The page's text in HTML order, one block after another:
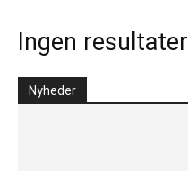
Ingen resultater
Nyheder